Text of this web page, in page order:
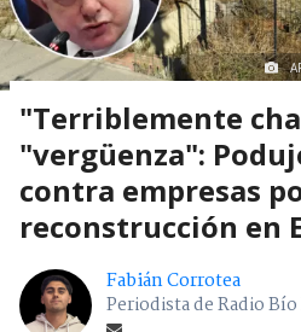
"Terriblemente
"vergüenza":
contra empresas
reconstrucción en
Fabián Corrotea
Periodista de Radio